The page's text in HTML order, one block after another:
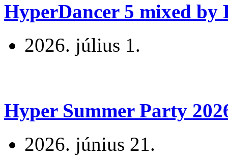
HyperDancer 5 mixed by
2026. július 1.
Hyper Summer Party
2026. június 21.